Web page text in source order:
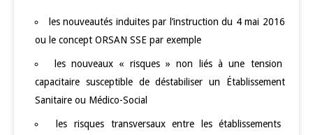
les nouveautés induites par l’instruction du 4 mai 2016
ou le concept ORSAN SSE par exemple
les nouveaux « risques » non liés à une tension
capacitaire susceptible de déstabiliser un Établissement
Sanitaire ou Médico-Social
les risques transversaux entre les établissements